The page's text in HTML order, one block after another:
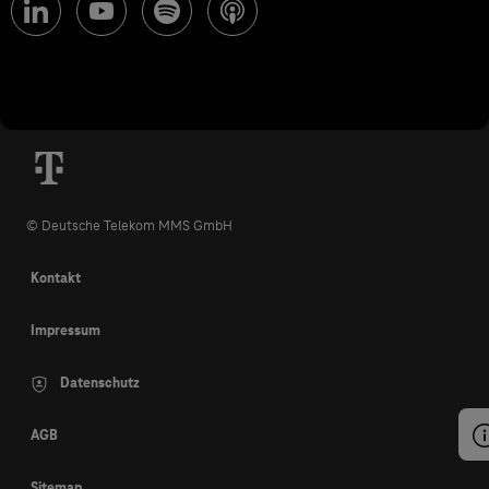
© Deutsche Telekom MMS GmbH
Kontakt
Impressum
Datenschutz
AGB